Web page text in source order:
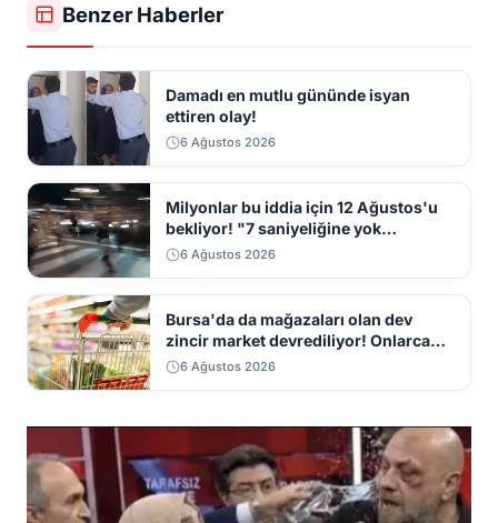
Benzer Haberler
Damadı en mutlu gününde isyan
ettiren olay!
6 Ağustos 2026
Milyonlar bu iddia için 12 Ağustos'u
bekliyor! "7 saniyeliğine yok
kaybolacak"
6 Ağustos 2026
Bursa'da da mağazaları olan dev
zincir market devrediliyor! Onlarca
mağaza kapatılacak
6 Ağustos 2026